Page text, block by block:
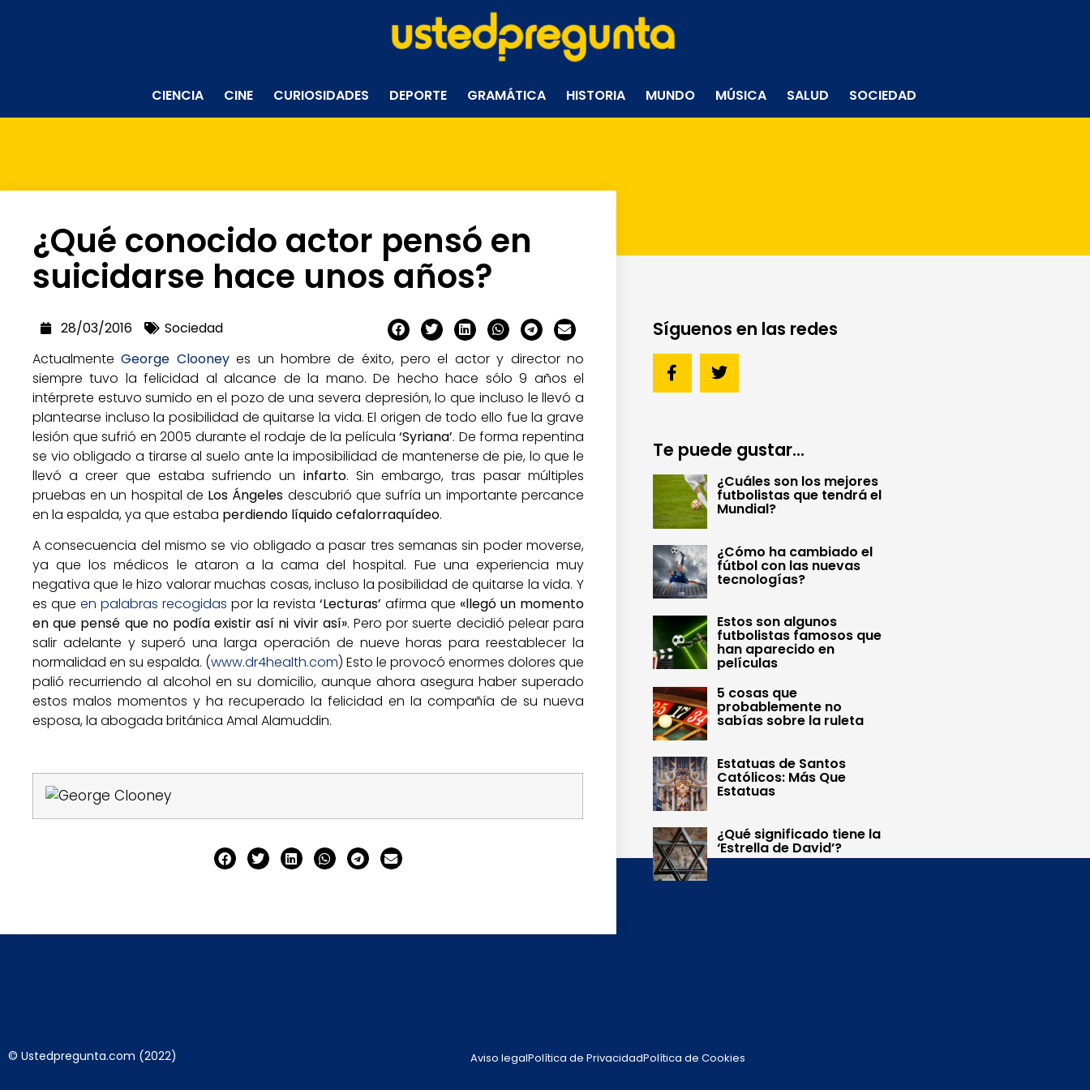
CIENCIA CINE CURIOSIDADES DEPORTE GRAMÁTICA HISTORIA MUNDO MÚSICA SALUD SOCIEDAD
¿Qué conocido actor pensó en
suicidarse hace unos años?
28/03/2016
Sociedad
ActualmenteGeorge Clooneyes un hombre de éxito, pero el actor y director no
siempre tuvo la felicidad al alcance de la mano. De hecho hace sólo 9 años el
intérprete estuvo sumido en el pozo de una severa depresión, lo que incluso le llevó a
plantearse incluso la posibilidad de quitarse la vida. El origen de todo ello fue la grave
lesión que sufrió en 2005 durante el rodaje de la película‘Syriana’. De forma repentina
se vio obligado a tirarse al suelo ante la imposibilidad de mantenerse de pie, lo que le
llevó a creer que estaba sufriendo un infarto. Sin embargo, tras pasar múltiples
pruebas en un hospital de Los Ángeles descubrió que sufría un importante percance
en la espalda, ya que estaba perdiendo líquido cefalorraquídeo.
A consecuencia del mismo se vio obligado a pasar tres semanas sin poder moverse,
ya que los médicos le ataron a la cama del hospital. Fue una experiencia muy
negativa que le hizo valorar muchas cosas, incluso la posibilidad de quitarse la vida. Y
es queen palabras recogidas por la revista ‘Lecturas’ afirma que «llegó un momento
en que pensé que no podía existir así ni vivir así». Pero por suerte decidió pelear para
salir adelante y superó una larga operación de nueve horas para reestablecer la
normalidad en su espalda. (www.dr4health.com) Esto le provocó enormes dolores que
palió recurriendo al alcohol en su domicilio, aunque ahora asegura haber superado
estos malos momentos y ha recuperado la felicidad en la compañía de su nueva
esposa, la abogada británica Amal Alamuddin.
Síguenos en las redes
Te puede gustar...
¿Cuáles son los mejores
futbolistas que tendrá el
Mundial?
¿Cómo ha cambiado el
fútbol con las nuevas
tecnologías?
Estos son algunos
futbolistas famosos que
han aparecido en
películas
5 cosas que
probablemente no
sabías sobre la ruleta
Estatuas de Santos
Católicos: Más Que
Estatuas
¿Qué significado tiene la
‘Estrella de David’?
© Ustedpregunta.com (2022) Aviso legalPolítica de PrivacidadPolítica de Cookies